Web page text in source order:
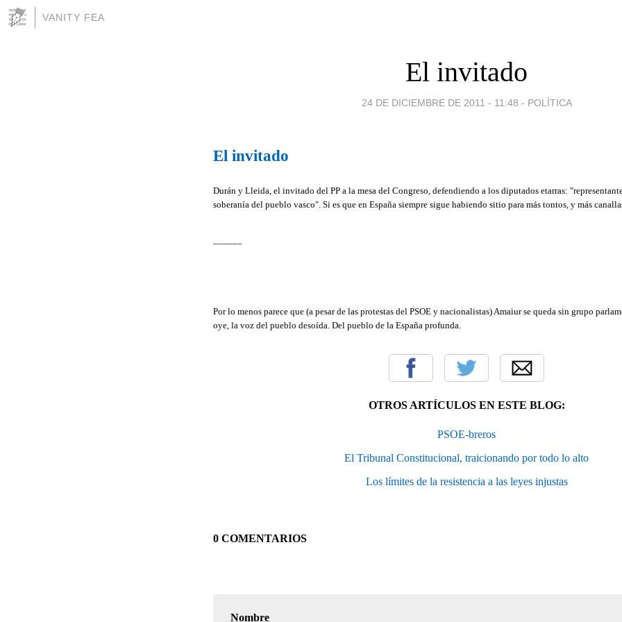
VANITY FEA
El invitado
24 DE DICIEMBRE DE 2011 - 11:48 - POLÍTICA
El invitado
Durán y Lleida, el invitado del PP a la mesa del Congreso, defendiendo a los diputados etarras:
soberanía del pueblo vasco". Si es que en España siempre sigue habiendo sitio para más tontos, y más
Por lo menos parece que (a pesar de las protestas del PSOE y nacionalistas) Amaiur se queda sin grupo
oye, la voz del pueblo desoída. Del pueblo de la España profunda.
OTROS ARTÍCULOS EN ESTE BLOG:
PSOE-breros
El Tribunal Constitucional, traicionando por todo lo alto
Los límites de la resistencia a las leyes injustas
0 COMENTARIOS
Nombre